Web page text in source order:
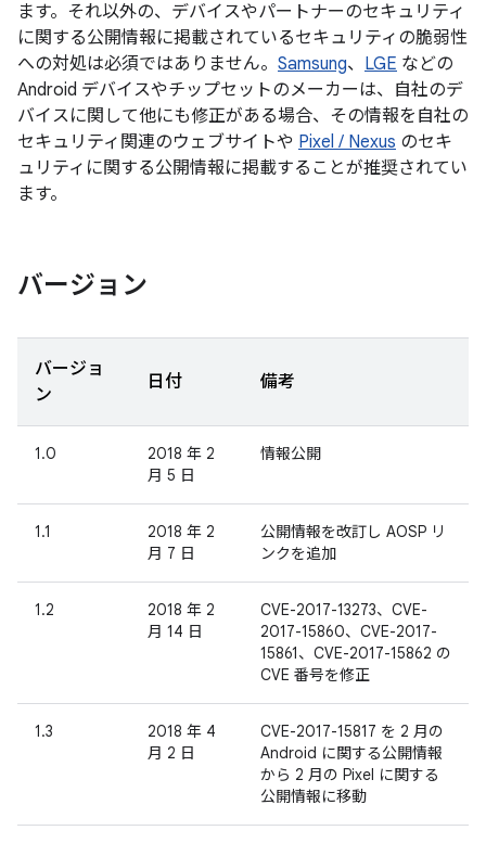
ます。それ以外の、デバイスやパートナーのセキュリティ
に関する公開情報に掲載されているセキュリティの脆弱性
への対処は必須ではありません。 Samsung、 LGE などの
Android デバイスやチップセットのメーカーは、自社のデ
バイスに関して他にも修正がある場合、その情報を自社の
セキュリティ関連のウェブサイトや Pixel / Nexus のセキ
ュリティに関する公開情報に掲載することが推奨されてい
ます。
バージョン
バージョ
ン
日付 備考
1.0
2018 年 2
月 5 日
情報公開
1.1
2018 年 2
月 7 日
公開情報を改訂し AOSP リ
ンクを追加
1.2
2018 年 2
月 14 日
CVE-2017-13273、CVE-
2017-15860、CVE-2017-
15861、CVE-2017-15862 の
CVE 番号を修正
1.3
2018 年 4
月 2 日
CVE-2017-15817 を 2 月の
Android に関する公開情報
から 2 月の Pixel に関する
公開情報に移動